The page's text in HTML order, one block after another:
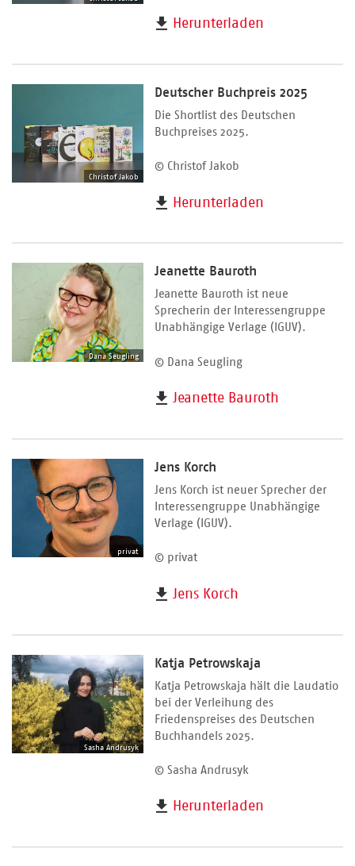
Herunterladen
Christof Jakob
Deutscher Buchpreis 2025
Die Shortlist des Deutschen
Buchpreises 2025.
© Christof Jakob
Herunterladen
Dana Seugling
Jeanette Bauroth
Jeanette Bauroth ist neue
Sprecherin der Interessengruppe
Unabhängige Verlage (IGUV).
© Dana Seugling
Jeanette Bauroth
privat
Jens Korch
Jens Korch ist neuer Sprecher der
Interessengruppe Unabhängige
Verlage (IGUV).
© privat
Jens Korch
Sasha Andrusyk
Katja Petrowskaja
Katja Petrowskaja hält die Laudatio
bei der Verleihung des
Friedenspreises des Deutschen
Buchhandels 2025.
© Sasha Andrusyk
Herunterladen